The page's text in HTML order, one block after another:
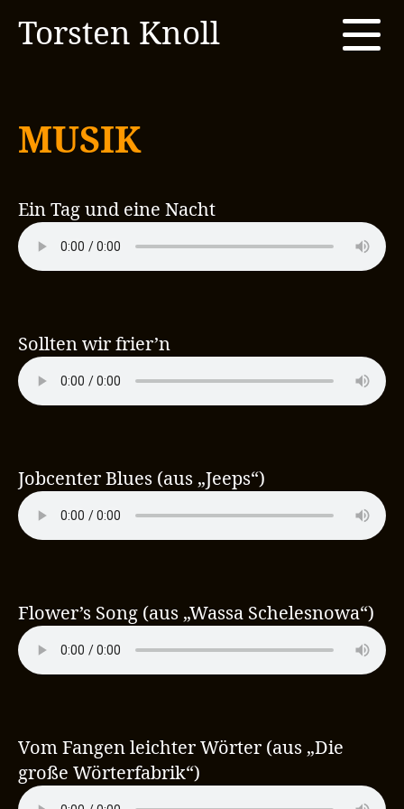
Torsten Knoll
Projekte
Kontakt & Booking
MUSIK
Ein Tag und eine Nacht
Sollten wir frier’n
Jobcenter Blues (aus „Jeeps“)
Flower’s Song (aus „Wassa Schelesnowa“)
Vom Fangen leichter Wörter (aus „Die
große Wörterfabrik“)